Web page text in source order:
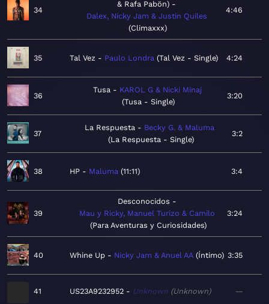
34
& Rafa Pabön)
Dalex, Nicky Jam & Justin Quiles
Climaxxx
4:46
35 Tal Vez Paulo Londra Tal Vez - Single 4:24
36
Tusa
KAROL G & Nicki Minaj
Tusa - Single
3:20
37
La Respuesta
Becky G. & Maluma
La Respuesta - Single
3:2
38 HP Maluma 11:11 3:4
39
Desconocidos
Mau y Ricky, Manuel Turizo & Camilo
Para Aventuras y Curiosidades
3:24
40 Whine Up Nicky Jam & Anuel AA Íntimo 3:35
41 US23A9232952 Unknown Unknown —